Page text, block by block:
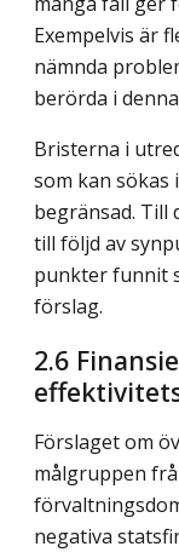
Exempelvis är
nämnda
berörda i
Bristerna i
som kan
begränsad. Till
till följd av
punkter funnit
förslag.
2.6
Förslaget om
målgruppen
negativa